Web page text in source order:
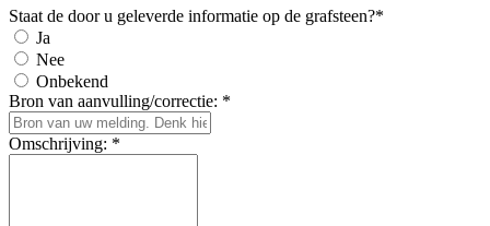
Staat de door u geleverde informatie op de grafsteen?*
Ja
Nee
Onbekend
Bron van aanvulling/correctie: *
Omschrijving: *